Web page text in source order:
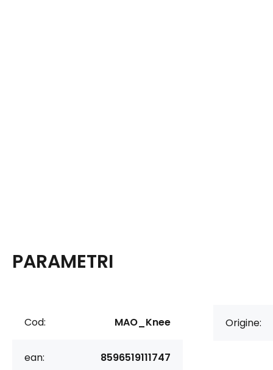
PARAMETRI
Cod: MAO_Knee
ean: 8596519111747
Origine: